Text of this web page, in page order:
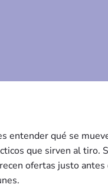
entender qué se
que sirven al
ofertas justo